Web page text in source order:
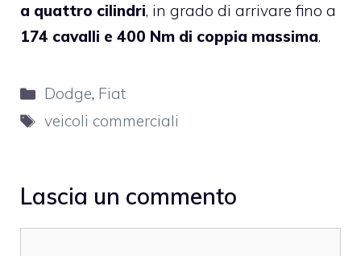
a quattro cilindri, in grado di arrivare fino a
174 cavalli e 400 Nm di coppia massima.
Categorie
Dodge, Fiat
Tag
veicoli commerciali
Lascia un commento